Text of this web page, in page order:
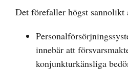
Det förefaller högst sannolikt
innebär att
konjunkturkänsliga